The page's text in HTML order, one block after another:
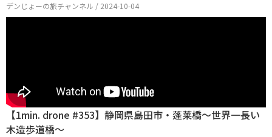
デンじょーの旅チャンネル / 2024-10-04
【1min. drone #353】静岡県島田市・蓬莱橋～世界一長い
木造歩道橋～